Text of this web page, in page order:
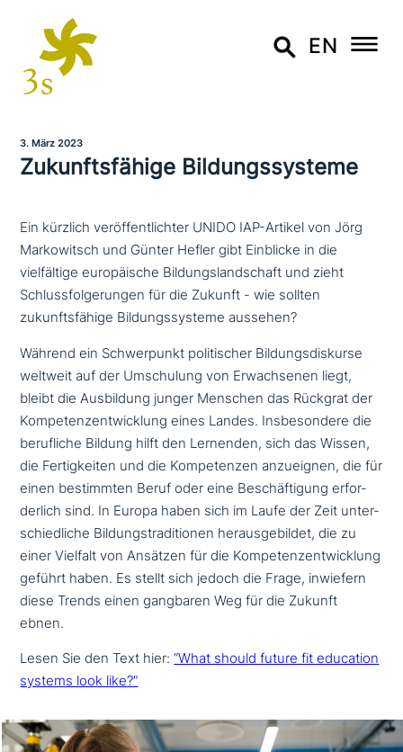
EN
3. März 2023
Zukunftsfähige Bildungssysteme
Ein kürzlich veröffentlichter UNIDO IAP-Artikel von Jörg
Markowitsch und Günter Hefler gibt Einblicke in die
vielfältige europäische Bildungslandschaft und zieht
Schlussfolgerungen für die Zukunft - wie sollten
zukunftsfähige Bildungssysteme aussehen?
Während ein Schwerpunkt poli­ti­scher Bildungsdiskurse
weltweit auf der Umschulung von Erwachsenen liegt,
bleibt die Ausbildung junger Menschen das Rückgrat der
Kompetenzentwicklung eines Landes. Insbesondere die
beruf­li­che Bildung hilft den Lernenden, sich das Wissen,
die Fertigkeiten und die Kompetenzen anzu­eig­nen, die für
einen bestimm­ten Beruf oder eine Beschäftigung erfor­
der­lich sind. In Europa haben sich im Laufe der Zeit unter­
schied­li­che Bildungstraditionen her­aus­ge­bil­det, die zu
einer Vielfalt von Ansätzen für die Kompetenzentwicklung
geführt haben. Es stellt sich jedoch die Frage, inwiefern
diese Trends einen gangbaren Weg für die Zukunft
ebnen.
Lesen Sie den Text hier:“What should future fit education
systems look like?”